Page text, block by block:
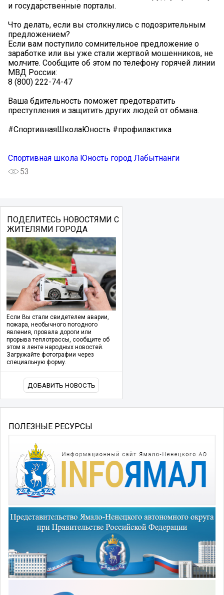
и государственные порталы.
Что делать, если вы столкнулись с подозрительным
предложением?
Если вам поступило сомнительное предложение о
заработке или вы уже стали жертвой мошенников, не
молчите. Сообщите об этом по телефону горячей линии
МВД России:
8 (800) 222-74-47
Ваша бдительность поможет предотвратить
преступления и защитить других людей от обмана.
#СпортивнаяШколаЮность #профилактика
Спортивная школа Юность город Лабытнанги
53
ПОДЕЛИТЕСЬ НОВОСТЯМИ С
ЖИТЕЛЯМИ ГОРОДА
Если Вы стали свидетелем аварии,
пожара, необычного погодного
явления, провала дороги или
прорыва теплотрассы, сообщите об
этом в ленте народных новостей.
Загружайте фотографии через
специальную форму.
ДОБАВИТЬ НОВОСТЬ
ПОЛЕЗНЫЕ РЕСУРСЫ